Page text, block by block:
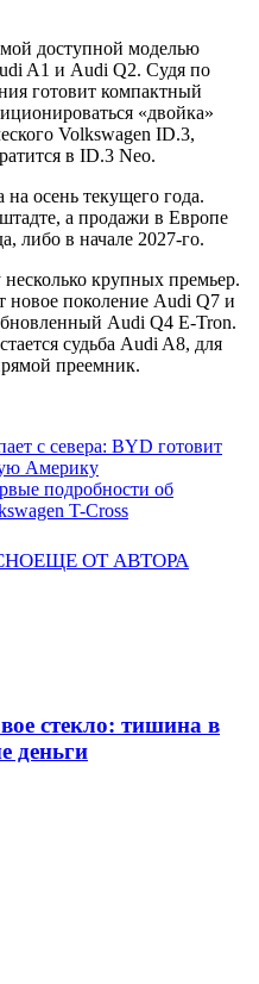
доступной моделью
A1 и Audi Q2. Судя по
готовит компактный
«двойка»
Volkswagen ID.3,
в ID.3 Neo.
осень текущего года.
а продажи в Европе
либо в начале 2027-го.
крупных премьер.
поколение Audi Q7 и
Audi Q4 E-Tron.
судьба Audi A8, для
преемник.
с севера: BYD готовит
Америку
подробности об
T-Cross
ЕЩЕ ОТ АВТОРА
стекло: тишина в
деньги